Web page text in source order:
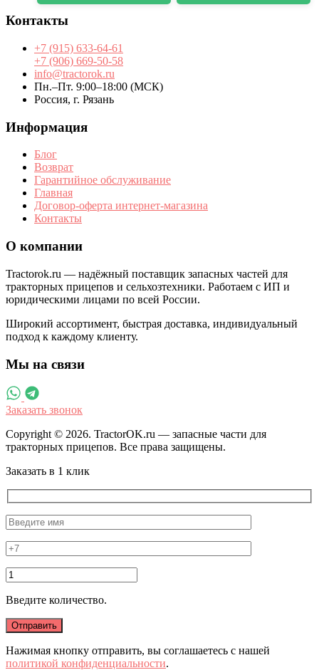
Контакты
+7 (915) 633-64-61
+7 (906) 669-50-58
info@tractorok.ru
Пн.–Пт. 9:00–18:00 (МСК)
Россия, г. Рязань
Информация
Блог
Возврат
Гарантийное обслуживание
Главная
Договор-оферта интернет-магазина
Контакты
О компании
Tractorok.ru — надёжный поставщик запасных частей для
тракторных прицепов и сельхозтехники. Работаем с ИП и
юридическими лицами по всей России.
Широкий ассортимент, быстрая доставка, индивидуальный
подход к каждому клиенту.
Мы на связи
Заказать звонок
Copyright © 2026. TractorOK.ru — запасные части для
тракторных прицепов. Все права защищены.
Заказать в 1 клик
Введите количество.
Нажимая кнопку отправить, вы соглашаетесь с нашей
политикой конфиденциальности.